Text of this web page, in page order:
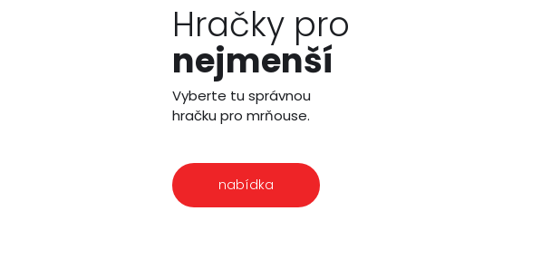
Hračky pro
nejmenší
Vyberte tu správnou
hračku pro mrňouse.
nabídka